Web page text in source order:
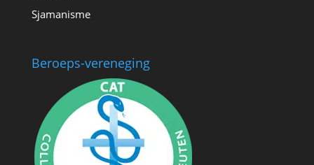
Sjamanisme
Beroeps-vereneging